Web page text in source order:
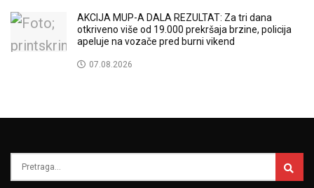
AKCIJA MUP-A DALA REZULTAT: Za tri dana
otkriveno više od 19.000 prekršaja brzine, policija
apeluje na vozače pred burni vikend
07.08.2026